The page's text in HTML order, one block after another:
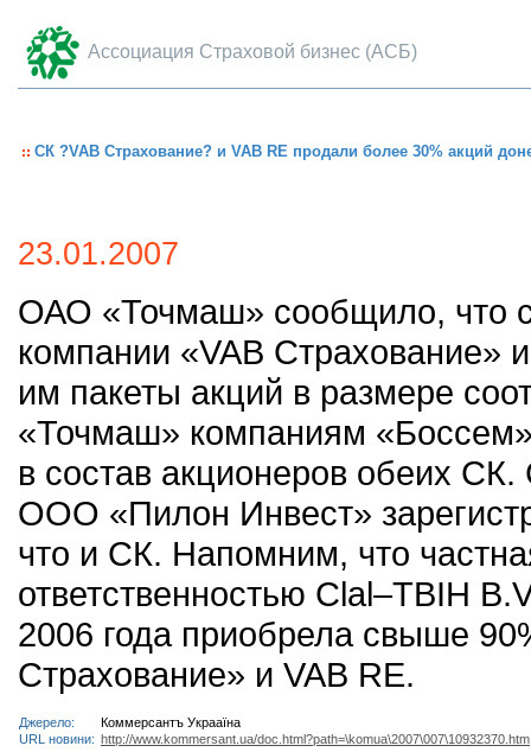
Ассоциация Страховой бизнес (АСБ)
СК ?VAB Страхование? и VAB RЕ продали более 30% акций
23.01.2007
ОАО «Точмаш» сообщило, что
компании «VAB Страхование»
им пакеты акций в размере
«Точмаш» компаниям
в состав акционеров обеих
ООО «Пилон Инвест»
что и СК. Напомним, что
ответственностью Clal–TBIH
2006 года приобрела свыше
Страхование» и VAB RЕ.
Джерело:
Коммерсантъ Украаїна
URL новини: http://www.kommersant.ua/doc.html?path=\komua\2007\007\10932370.htm